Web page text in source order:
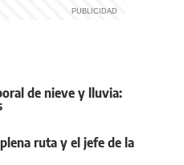
de nieve y lluvia:
ruta y el jefe de la